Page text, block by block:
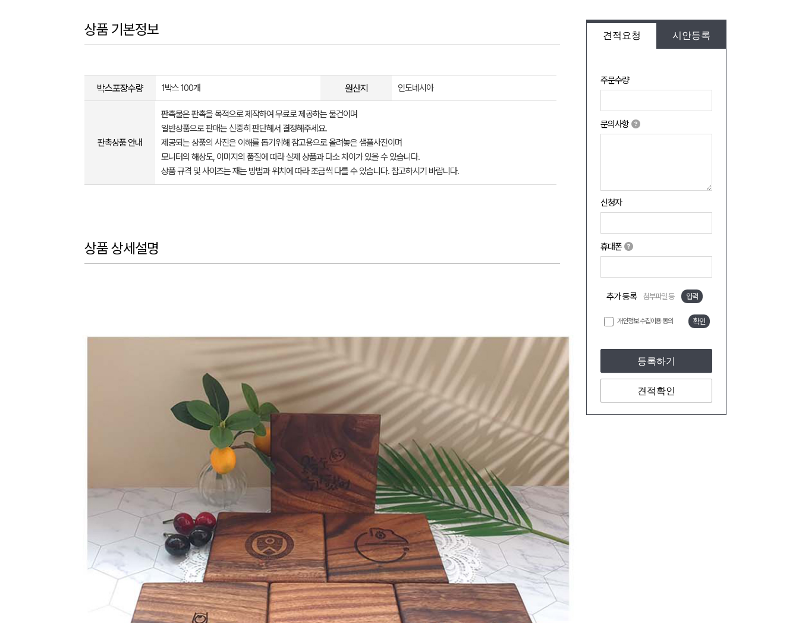
견적요청 시안등록
주문수량
문의사항
신청자
휴대폰
추가 등록 첨부파일 등 입력
개인정보 수집이용 동의 확인
등록하기
견적확인
상품 기본정보
박스포장수량 1박스 100개 원산지 인도네시아
판촉상품 안내
판촉물은 판촉을 목적으로 제작하여 무료로 제공하는 물건이며
일반상품으로 판매는 신중히 판단해서 결정해주세요.
제공되는 상품의 사진은 이해를 돕기위해 참고용으로 올려놓은 샘플사진이며
모니터의 해상도, 이미지의 품질에 따라 실제 상품과 다소 차이가 있을 수 있습니다.
상품 규격 및 사이즈는 재는 방법과 위치에 따라 조금씩 다를 수 있습니다. 참고하시기 바랍니다.
상품 상세설명